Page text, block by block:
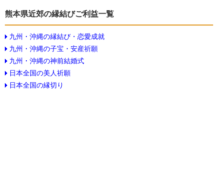
熊本県近郊の縁結びご利益一覧
九州・沖縄の縁結び・恋愛成就
九州・沖縄の子宝・安産祈願
九州・沖縄の神前結婚式
日本全国の美人祈願
日本全国の縁切り